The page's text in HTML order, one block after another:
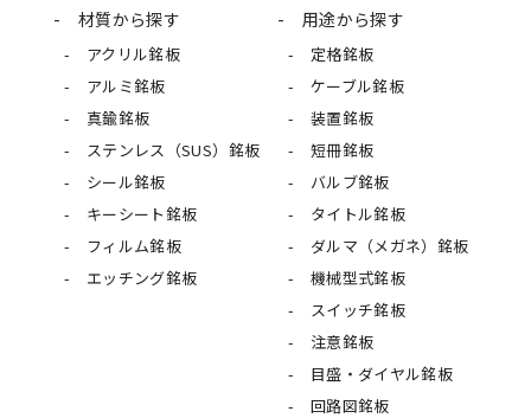
材質から探す
アクリル銘板
アルミ銘板
真鍮銘板
ステンレス（SUS）銘板
シール銘板
キーシート銘板
フィルム銘板
エッチング銘板
用途から探す
定格銘板
ケーブル銘板
装置銘板
短冊銘板
バルブ銘板
タイトル銘板
ダルマ（メガネ）銘板
機械型式銘板
スイッチ銘板
注意銘板
目盛・ダイヤル銘板
回路図銘板